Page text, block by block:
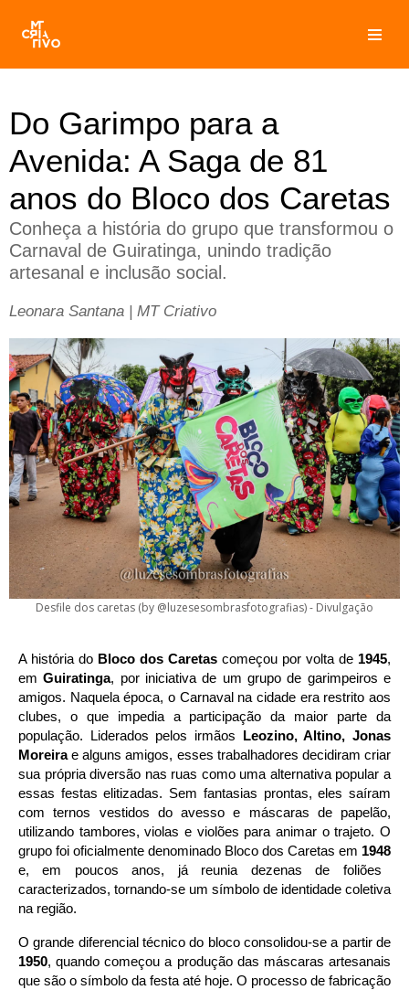
Pular
para
conteúdo
Do Garimpo para a
Avenida: A Saga de 81
anos do Bloco dos Caretas
Conheça a história do grupo que transformou o
Carnaval de Guiratinga, unindo tradição
artesanal e inclusão social.
Leonara Santana | MT Criativo
Desfile dos caretas (by @luzesesombrasfotografias) - Divulgação
A história do Bloco dos Caretas começou por volta de 1945,
emGuiratinga, por iniciativa de um grupo de garimpeiros e
amigos. Naquela época, o Carnaval na cidade era restrito aos
clubes, o que impedia a participação da maior parte da
população. Liderados pelos irmãos
Leozino, Altino, Jonas
Moreirae alguns amigos, esses trabalhadores decidiram criar
sua própria diversão nas ruas como uma alternativa popular a
essas festas elitizadas. Sem fantasias prontas, eles saíram
com ternos vestidos do avesso e máscaras de papelão,
utilizando tambores, violas e violões para animar o trajeto. O
grupo foi oficialmente denominado Bloco dos Caretas em 1948
e, em poucos anos, já reunia dezenas de foliões
caracterizados, tornando-se um símbolo de identidade coletiva
na região.
O grande diferencial técnico do bloco consolidou-se a partir de
1950, quando começou a produção das máscaras artesanais
que são o símbolo da festa até hoje. O processo de fabricação